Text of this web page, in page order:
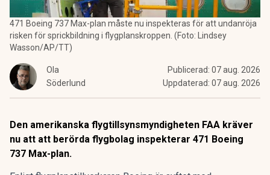
471 Boeing 737 Max-plan måste nu inspekteras för att undanröja
risken för sprickbildning i flygplanskroppen. (Foto: Lindsey
Wasson/AP/TT)
Ola
Söderlund
Publicerad: 07 aug. 2026
Uppdaterad: 07 aug. 2026
Den amerikanska flygtillsynsmyndigheten FAA kräver
nu att att berörda flygbolag inspekterar 471 Boeing
737 Max-plan.